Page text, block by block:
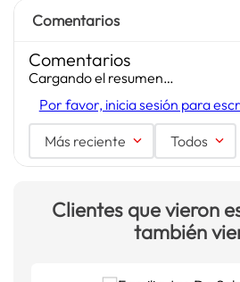
Comentarios
Comentarios
Cargando el resumen…
Por favor, inicia sesión para
Más reciente Todos
Clientes que vieron
también